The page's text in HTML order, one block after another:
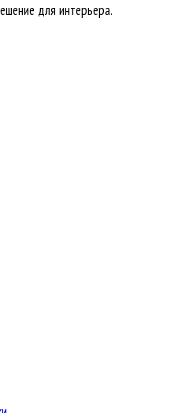
для интерьера.